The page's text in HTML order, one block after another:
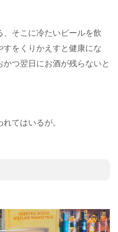
、そこに冷たいビールを飲
をくりかえすと健康にな
つ翌日にお酒が残らないと
てはいるが。